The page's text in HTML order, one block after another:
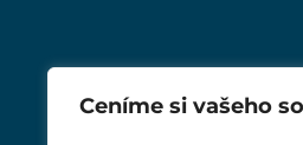
Ceníme si vašeho